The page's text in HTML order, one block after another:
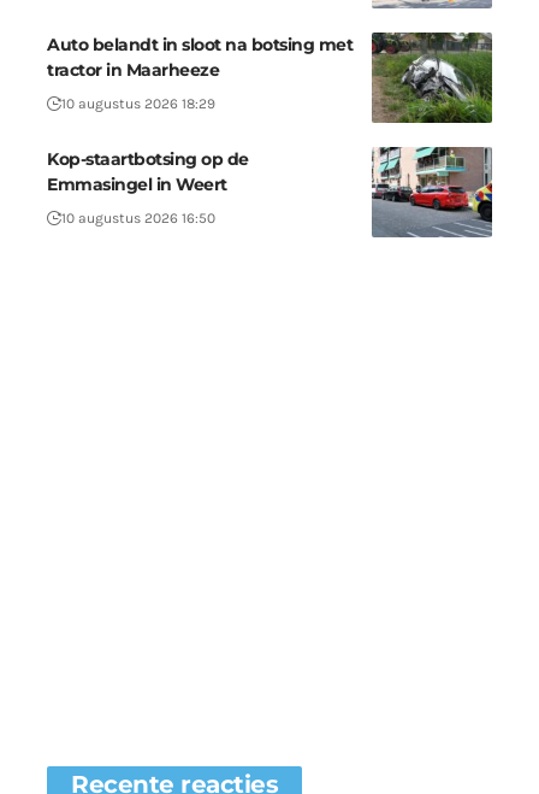
Auto belandt in sloot na botsing met
tractor in Maarheeze
10 augustus 2026 18:29
Kop-staartbotsing op de
Emmasingel in Weert
10 augustus 2026 16:50
Recente reacties